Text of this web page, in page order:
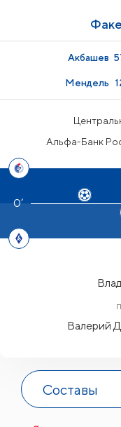
Акбашев
Мендель
Альфа-Банк
Валерий
Составы